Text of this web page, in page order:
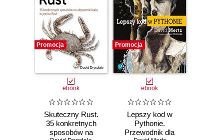
ostatnich latach
oferta
wydawnicza
sukcesywnie jest
poszerzana o
książki dla dzieci i
młodzieży oraz o
poradniki
związane z
samorozwojem,
zarządzaniem,
Promocja
ebook
Skuteczny Rust.
35 konkretnych
sposobów na
Promocja
ebook
Lepszy kod w
Pythonie.
Przewodnik dla